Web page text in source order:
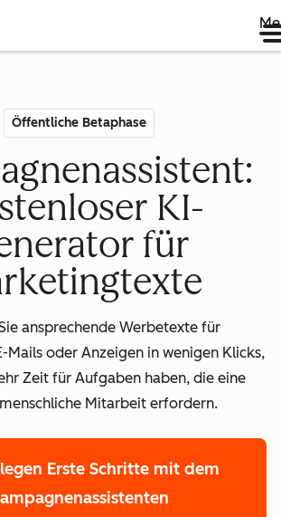
Öffentliche Betaphase
KI-
für
ansprechende Werbetexte für
Mails oder Anzeigen in wenigen Klicks,
Zeit für Aufgaben haben, die eine
Mitarbeit erfordern.
Erste Schritte mit dem